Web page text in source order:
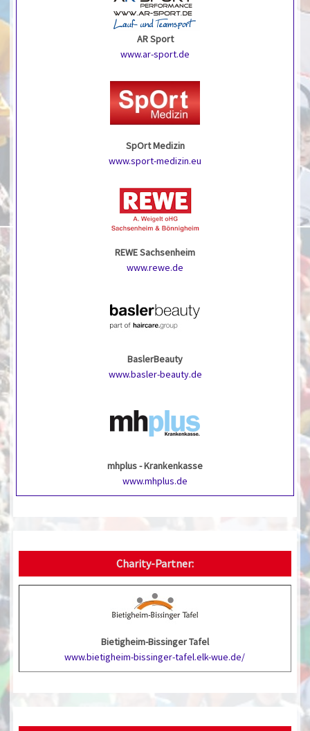
AR Sport
www.ar-sport.de
SpOrt Medizin
www.sport-medizin.eu
REWE Sachsenheim
www.rewe.de
BaslerBeauty
www.basler-beauty.de
mhplus - Krankenkasse
www.mhplus.de
Charity-Partner:
Bietigheim-Bissinger Tafel
www.bietigheim-bissinger-tafel.elk-wue.de/